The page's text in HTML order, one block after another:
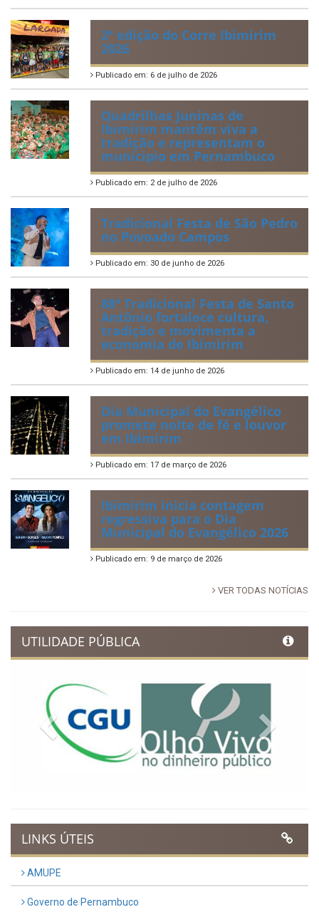
2ª edição do Corre Ibimirim
2026
Publicado em: 6 de julho de 2026
Quadrilhas Juninas de
Ibimirim mantêm viva a
tradição e representam o
munícipio em Pernambuco
Publicado em: 2 de julho de 2026
Tradicional Festa de São Pedro
no Povoado Campos
Publicado em: 30 de junho de 2026
88ª Tradicional Festa de Santo
Antônio fortalece cultura,
tradição e movimenta a
economia de Ibimirim
Publicado em: 14 de junho de 2026
Dia Municipal do Evangélico
promete noite de fé e louvor
em Ibimirim
Publicado em: 17 de março de 2026
Ibimirim inicia contagem
regressiva para o Dia
Municipal do Evangélico 2026
Publicado em: 9 de março de 2026
VER TODAS NOTÍCIAS
UTILIDADE PÚBLICA
Previous
LINKS ÚTEIS
AMUPE
Governo de Pernambuco